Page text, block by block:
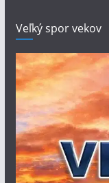
Veľký spor vekov